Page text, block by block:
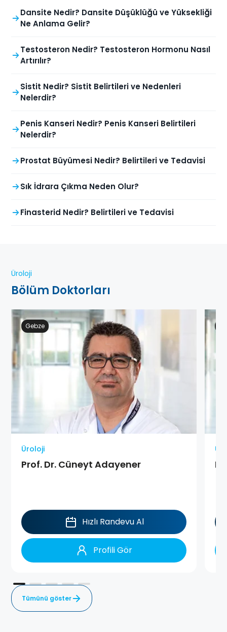
Dansite Nedir? Dansite Düşüklüğü ve Yüksekliği
Ne Anlama Gelir?
Testosteron Nedir? Testosteron Hormonu Nasıl
Artırılır?
Sistit Nedir? Sistit Belirtileri ve Nedenleri
Nelerdir?
Penis Kanseri Nedir? Penis Kanseri Belirtileri
Nelerdir?
Prostat Büyümesi Nedir? Belirtileri ve Tedavisi
Sık İdrara Çıkma Neden Olur?
Finasterid Nedir? Belirtileri ve Tedavisi
Üroloji
Bölüm Doktorları
Gebze
Üroloji
Prof. Dr. Cüneyt Adayener
Hızlı Randevu Al
Profili Gör
Tümünü göster